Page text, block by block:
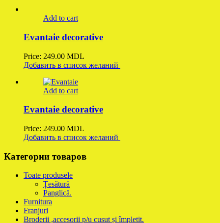
Add to cart
Evantaie decorative
Price: 249.00 MDL
Добавить в список желаний
Add to cart
Evantaie decorative
Price: 249.00 MDL
Добавить в список желаний
Категории товаров
Toate produsele
Țesătură
Panglică.
Furnitura
Franjuri
Broderii ,accesorii p/u cusut și împletit.